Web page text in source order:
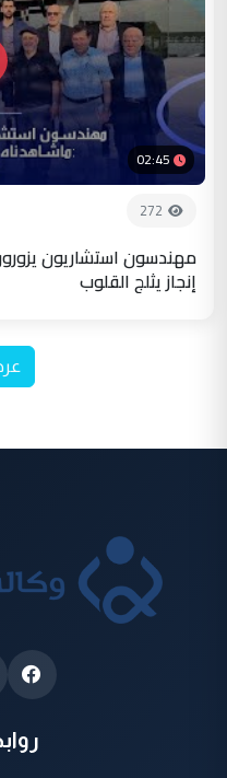
02:45
272
مهندسون استشاريون
إنجاز يثلج القلوب